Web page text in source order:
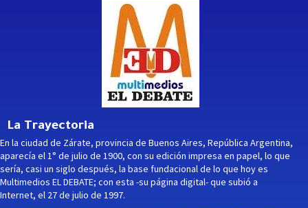
La Trayectoria
En la ciudad de Zárate, provincia de Buenos Aires, República Argentina,
aparecía el 1° de julio de 1900, con su edición impresa en papel, lo que
sería, casi un siglo después, la base fundacional de lo que hoy es
Multimedios EL DEBATE; con esta -su página digital- que subió a
Internet, el 27 de julio de 1997.